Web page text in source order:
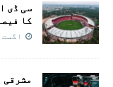
سی ڈی
کا
اگست 4, 2026
مشرقی